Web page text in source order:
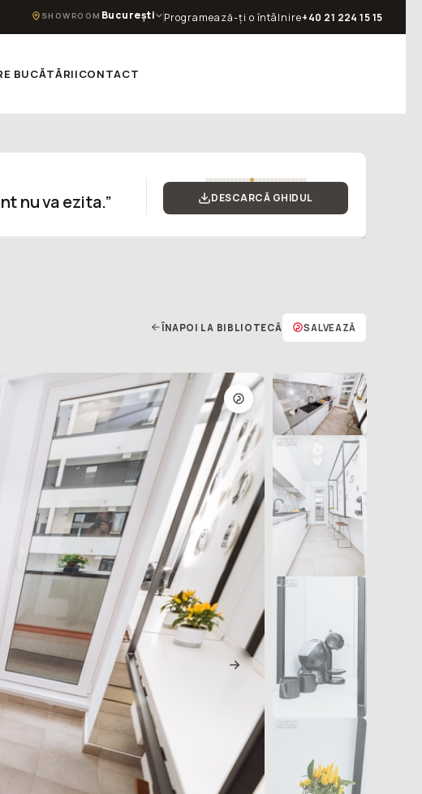
SHOWROOM București Programează-ți o întâlnire+40 21 224 15 15
BUCĂTĂRIICONTACT
nu va ezita.” DESCARCĂ GHIDUL
ÎNAPOI LA BIBLIOTECĂ SALVEAZĂ